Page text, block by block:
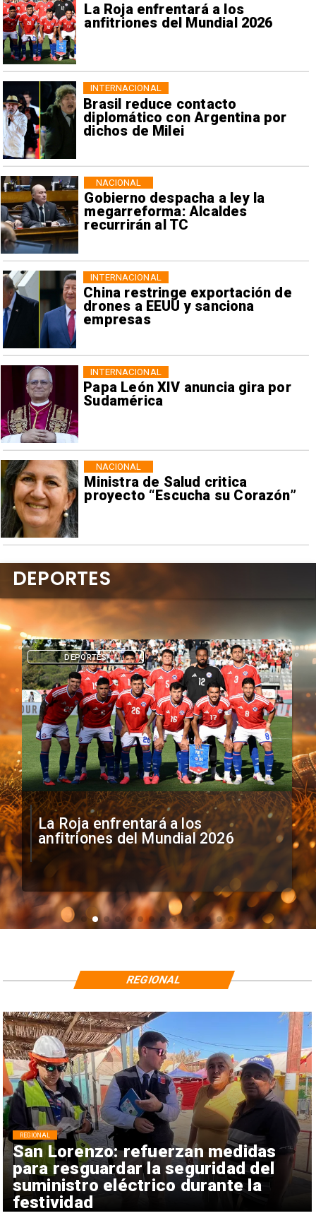
La Roja enfrentará a los
anfitriones del Mundial 2026
Brasil reduce contacto
diplomático con Argentina por
dichos de Milei
INTERNACIONAL
Gobierno despacha a ley la
megarreforma: Alcaldes
recurrirán al TC
NACIONAL
China restringe exportación de
drones a EEUU y sanciona
empresas
INTERNACIONAL
Papa León XIV anuncia gira por
Sudamérica
INTERNACIONAL
Ministra de Salud critica
proyecto “Escucha su Corazón”
NACIONAL
La Roja enfrentará a los
anfitriones del Mundial 2026
DEPORTES
DEPORTES
San Lorenzo: refuerzan medidas
para resguardar la seguridad del
suministro eléctrico durante la
festividad
REGIONAL
REGIONAL